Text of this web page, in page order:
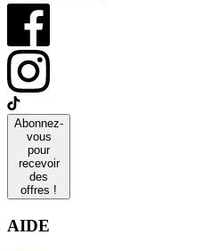
Abonnez-
vous
pour
recevoir
des
offres !
AIDE